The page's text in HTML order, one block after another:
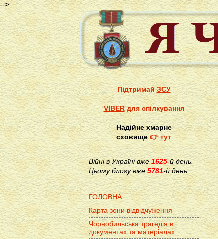
-->
ПідтримайЗСУ
VIBERдля спілкування
Надійне хмарне
сховище👉 тут
Війні в Україні вже1625-й день.
Цьому блогу вже 5781-й день.
ГОЛОВНА
Карта зони відвідчуження
Чорнобильська трагедія в
документах та матеріалах